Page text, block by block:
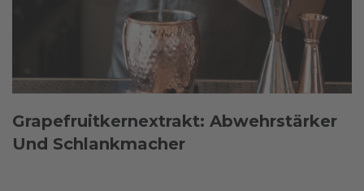
Grapefruitkernextrakt: Abwehrstärker
Und Schlankmacher